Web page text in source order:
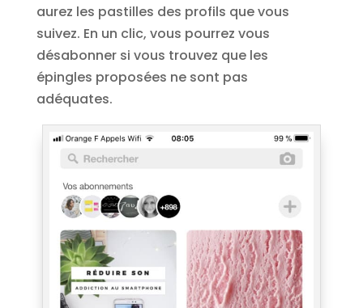
aurez les pastilles des profils que vous
suivez. En un clic, vous pourrez vous
désabonner si vous trouvez que les
épingles proposées ne sont pas
adéquates.